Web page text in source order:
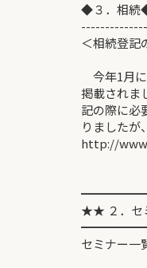
◆３．相続
＜相続登
今年1月
掲載されま
記の際に必
りましたが
http://
★★ ２．
セミナー